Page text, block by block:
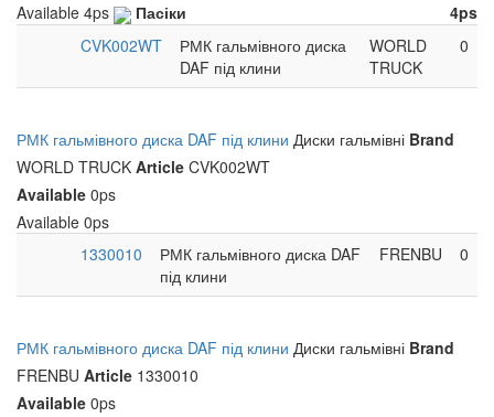
Available 4ps Пасіки
4ps
CVK002WT
РМК гальмівного диска
DAF під клини
WORLD
TRUCK
0
РМК гальмівного диска DAF під клини Диски гальмівні Brand
WORLD TRUCK Article CVK002WT
Available 0ps
Available 0ps
1330010
РМК гальмівного диска DAF
під клини
FRENBU 0
РМК гальмівного диска DAF під клини Диски гальмівні Brand
FRENBU Article 1330010
Available 0ps